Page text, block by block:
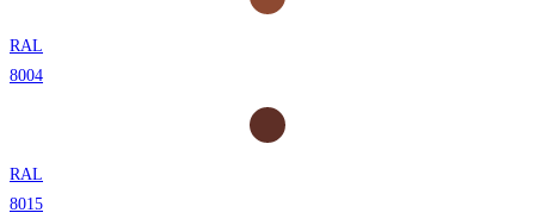
RAL
8004
RAL
8015